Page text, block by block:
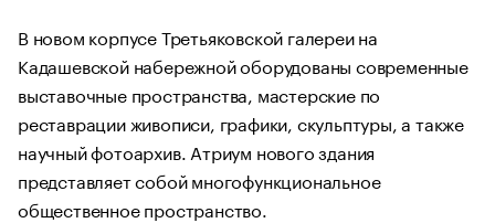
В новом корпусе Третьяковской галереи на
Кадашевской набережной оборудованы современные
выставочные пространства, мастерские по
реставрации живописи, графики, скульптуры, а также
научный фотоархив. Атриум нового здания
представляет собой многофункциональное
общественное пространство.